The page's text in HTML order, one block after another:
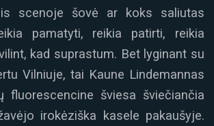
scenoje šovė ar koks saliutas
pamatyti, reikia patirti, reikia
kad suprastum. Bet lyginant su
Vilniuje, tai Kaune Lindemannas
fluorescencine šviesa šviečiančia
irokėziška kasele pakaušyje.